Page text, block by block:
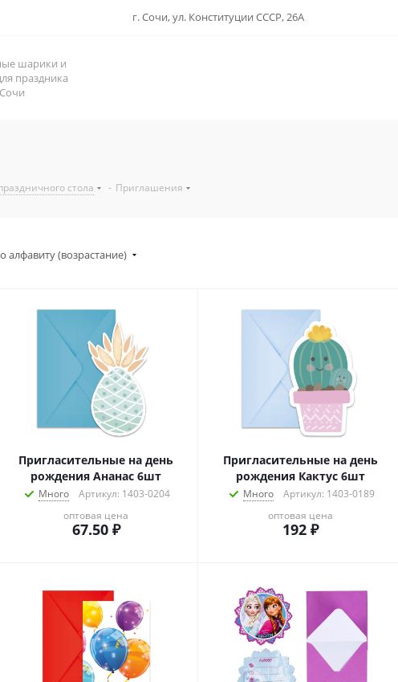
г. Сочи, ул. Конституции СССР, 26А
шарики и
праздника
стола - Приглашения
алфавиту (возрастание)
Пригласительные на день
рождения Ананас 6шт
Много
Артикул: 1403-0204
оптовая цена
67.50₽
Пригласительные на день
рождения Кактус 6шт
Много
Артикул: 1403-0189
оптовая цена
192 ₽